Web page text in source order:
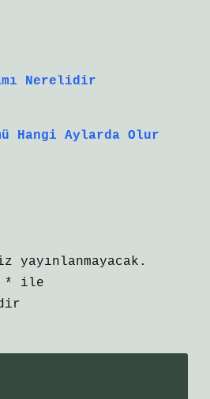
Nerelidir
Hangi Aylarda Olur
yayınlanmayacak.
*
ile